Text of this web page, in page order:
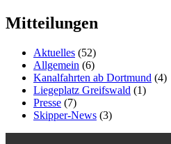
Mitteilungen
Aktuelles (52)
Allgemein (6)
Kanalfahrten ab Dortmund (4)
Liegeplatz Greifswald (1)
Presse (7)
Skipper-News (3)